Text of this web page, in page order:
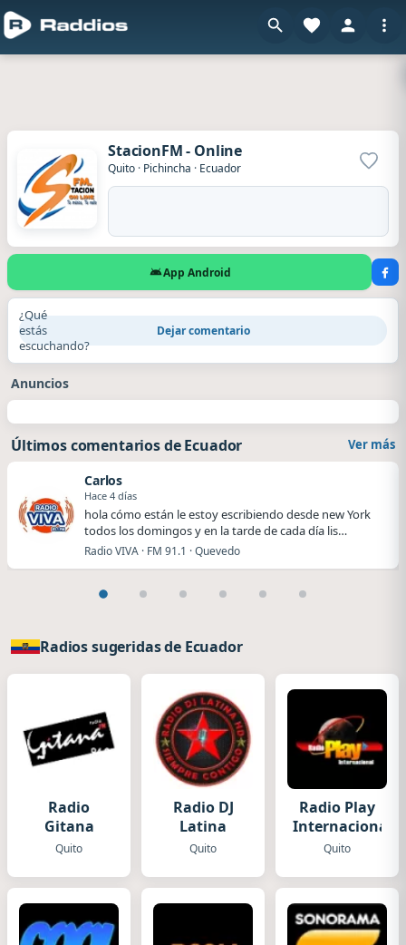
StacionFM - Online
Quito · Pichincha · Ecuador
App Android
¿Qué
estás
escuchando?
Dejar comentario
Anuncios
Últimos comentarios de Ecuador Ver más
Carlos
Hace 4 días
hola cómo están le estoy escribiendo desde new York
todos los domingos y en la tarde de cada día lis…
Radio VIVA · FM 91.1 · Quevedo
Radios sugeridas de Ecuador
Radio
Gitana
Quito
Radio DJ
Latina
Quito
Radio Play
Internacional
Quito